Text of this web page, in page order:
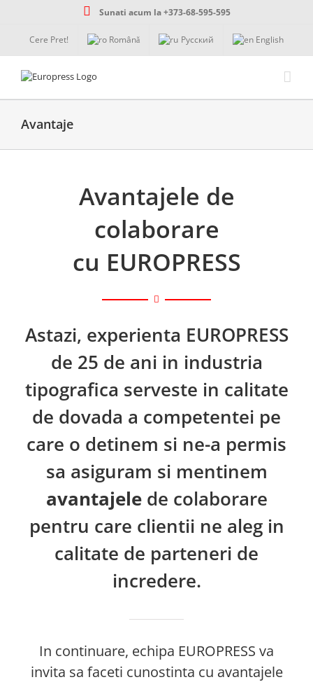
Sunati acum la +373-68-595-595
Cere Pret! Română Русский English
Avantaje
Avantajele de
colaborare
cu EUROPRESS
Astazi, experienta EUROPRESS
de 25 de ani in industria
tipografica serveste in calitate
de dovada a competentei pe
care o detinem si ne-a permis
sa asiguram si mentinem
avantajelede colaborare
pentru care clientii ne aleg in
calitate de parteneri de
incredere.
In continuare, echipa EUROPRESS va
invita sa faceti cunostinta cu avantajele